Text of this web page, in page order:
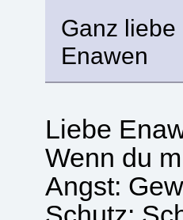
Ganz liebe
Enawen
Liebe
Wenn du
Angst: